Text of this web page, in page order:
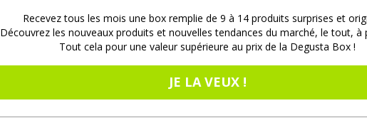
Recevez tous les mois une box remplie de 9 à 14 produits surprises et
Découvrez les nouveaux produits et nouvelles tendances du marché, le tout, à
Tout cela pour une valeur supérieure au prix de la Degusta Box !
JE LA VEUX !